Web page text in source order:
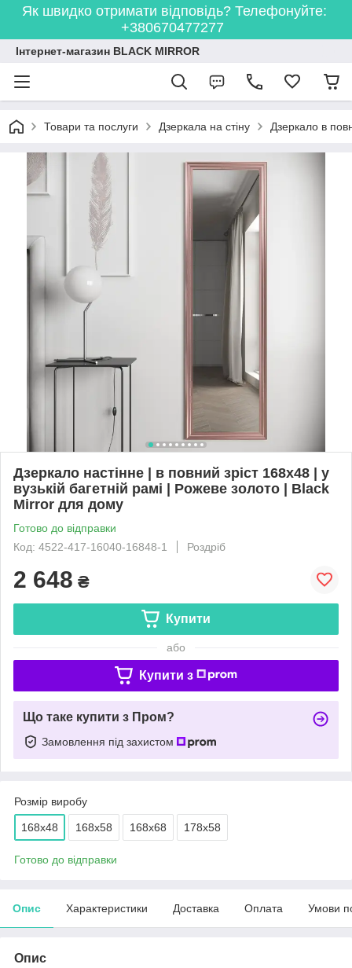
Як швидко отримати відповідь? Телефонуйте:
+380670477277
Інтернет-магазин BLACK MIRROR
Товари та послуги Дзеркала на стіну Дзеркало в
Дзеркало настінне | в повний зріст 168х48 | у
вузькій багетній рамі | Рожеве золото | Black
Mirror для дому
Готово до відправки
Код: 4522-417-16040-16848-1
Роздріб
2 648 ₴
Купити
або
Купити з
Що таке купити з Пром?
Замовлення під захистом
Розмір виробу
168х48 168х58 168х68 178х58
Готово до відправки
Опис Характеристики Доставка Оплата Умови
Опис